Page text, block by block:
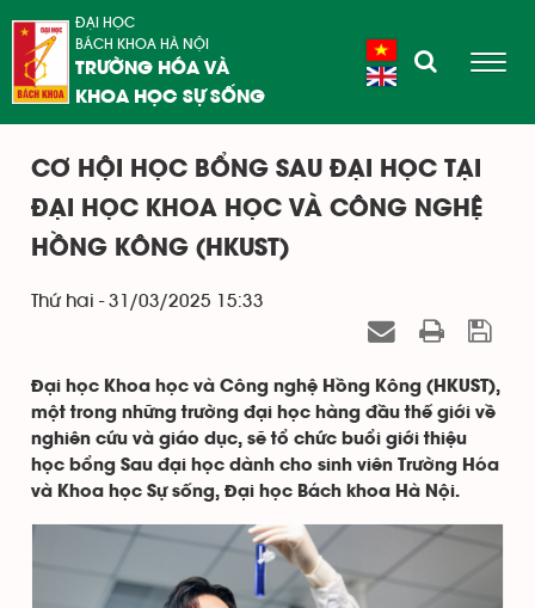
ĐẠI HỌC
BÁCH KHOA HÀ NỘI
TRƯỜNG HÓA VÀ
KHOA HỌC SỰ SỐNG
CƠ HỘI HỌC BỔNG SAU ĐẠI HỌC TẠI
ĐẠI HỌC KHOA HỌC VÀ CÔNG NGHỆ
HỒNG KÔNG (HKUST)
Thứ hai - 31/03/2025 15:33
Đại học Khoa học và Công nghệ Hồng Kông (HKUST),
một trong những trường đại học hàng đầu thế giới về
nghiên cứu và giáo dục, sẽ tổ chức buổi giới thiệu
học bổng Sau đại học dành cho sinh viên Trường Hóa
và Khoa học Sự sống, Đại học Bách khoa Hà Nội.